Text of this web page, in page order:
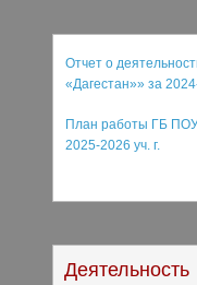
Отчет о
«Дагестан»» за
План работы ГБ
2025-2026 уч. г.
Деятельность